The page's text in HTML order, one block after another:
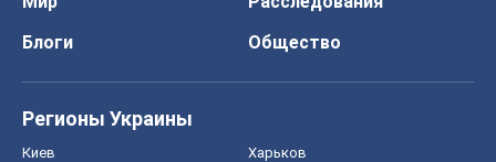
Блоги
Общество
Регионы Украины
Киев Харьков